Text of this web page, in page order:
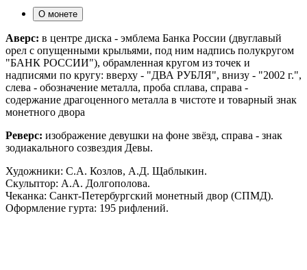
О монете
Аверс: в центре диска - эмблема Банка России (двуглавый
орел с опущенными крыльями, под ним надпись полукругом
"БАНК РОССИИ"), обрамленная кругом из точек и
надписями по кругу: вверху - "ДВА РУБЛЯ", внизу - "2002 г.",
слева - обозначение металла, проба сплава, справа -
содержание драгоценного металла в чистоте и товарный знак
монетного двора
Реверс: изображение девушки на фоне звёзд, справа - знак
зодиакального созвездия Девы.
Художники: С.А. Козлов, А.Д. Щаблыкин.
Скульптор: А.А. Долгополова.
Чеканка: Санкт-Петербургский монетный двор (СПМД).
Оформление гурта: 195 рифлений.